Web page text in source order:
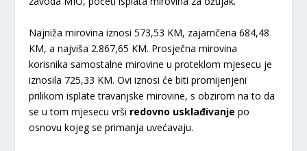
Najniža mirovina iznosi 573,53 KM, zajamčena 684,48
KM, a najviša 2.867,65 KM. Prosječna mirovina
korisnika samostalne mirovine u proteklom mjesecu je
iznosila 725,33 KM. Ovi iznosi će biti promijenjeni
prilikom isplate travanjske mirovine, s obzirom na to da
se u tom mjesecu vrši redovno usklađivanje po
osnovu kojeg se primanja uvećavaju.